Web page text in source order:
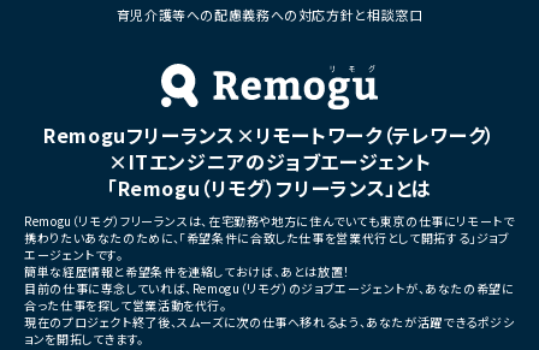
Webデザイナー/ディレクター×React Native案件一覧
Webデザイナー/ディレクター×RPA(Biz Robo)案件一覧
Webデザイナー/ディレクター×RPA(UiPath)案件一覧
Webデザイナー/ディレクター×RPA(WinActor)案件一覧
Webデザイナー/ディレクター×Ruby on Rails案件一覧
Webデザイナー/ディレクター×Salesforce案件一覧
Webデザイナー/ディレクター×SAP案件一覧
Webデザイナー/ディレクター×Scala案件一覧
育児介護等への配慮義務への対応方針と相談窓口
Remoguフリーランス×リモートワーク（テレワーク）
×ITエンジニアのジョブエージェント
「Remogu（リモグ）フリーランス」とは
Remogu（リモグ）フリーランスは、在宅勤務や地方に住んでいても東京の仕事にリモートで
携わりたいあなたのために、「希望条件に合致した仕事を営業代行として開拓する」ジョブ
エージェントです。
簡単な経歴情報と希望条件を連絡しておけば、あとは放置！
目前の仕事に専念していれば、Remogu（リモグ）のジョブエージェントが、あなたの希望に
合った仕事を探して営業活動を代行。
現在のプロジェクト終了後、スムーズに次の仕事へ移れるよう、あなたが活躍できるポジシ
ョンを開拓してきます。